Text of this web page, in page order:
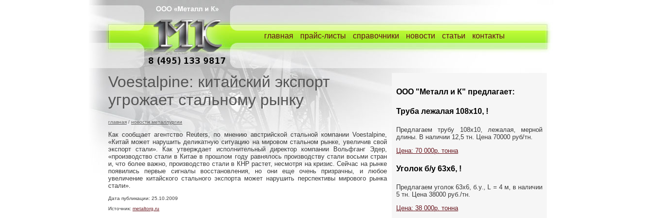
главная прайс-листы справочники новости статьи контакты
ООО "Металл и К" предлагает:
Труба лежалая 108х10, !
Предлагаем трубу 108х10, лежалая, мерной
длины. В наличии 12,5 тн. Цена 70000 руб/тн.
Цена: 70 000р. тонна
Уголок б/у 63х6, !
Предлагаем уголок 63х6, б.у., L = 4 м, в наличии
5 тн. Цена 38000 руб./тн.
Цена: 38 000р. тонна
Voestalpine: китайский экспорт
угрожает стальному рынку
главная / новости металлургии
Как сообщает агентство Reuters, по мнению австрийской стальной компании Voestalpine,
«Китай может нарушить деликатную ситуацию на мировом стальном рынке, увеличив свой
экспорт стали». Как утверждает исполнительный директор компании Вольфганг Эдер,
«производство стали в Китае в прошлом году равнялось производству стали восьми стран
и, что более важно, производство стали в КНР растет, несмотря на кризис. Сейчас на рынке
появились первые сигналы восстановления, но они еще очень призрачны, и любое
увеличение китайского стального экспорта может нарушить перспективы мирового рынка
стали».
Дата публикации: 25.10.2009
Источник: metaltorg.ru